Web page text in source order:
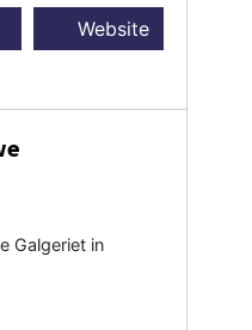
Website
Galgeriet in